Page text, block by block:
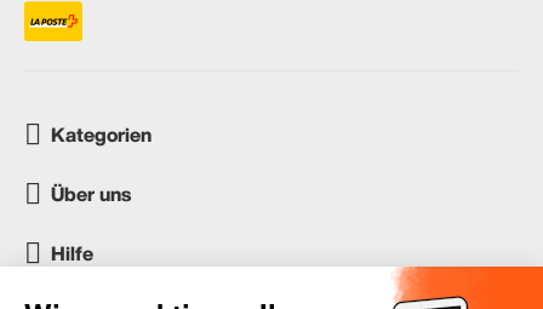
Kategorien
Über uns
Hilfe